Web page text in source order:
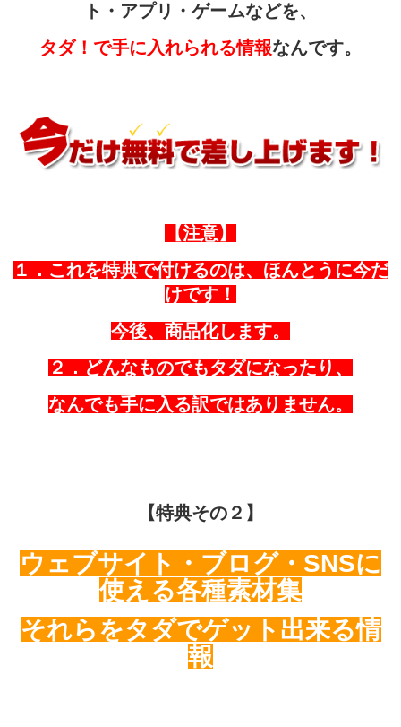
ト・アプリ・ゲームなどを、
タダ！で手に入れられる情報なんです。
【注意】
１．これを特典で付けるのは、ほんとうに今だ
けです！
今後、商品化します。
２．どんなものでもタダになったり、
なんでも手に入る訳ではありません。
【特典その２】
ウェブサイト・ブログ・SNSに
使える各種素材集
それらをタダでゲット出来る情
報